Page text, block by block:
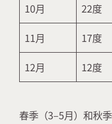
10月 22度
11月 17度
12月 12度
春季（3–5月）和秋